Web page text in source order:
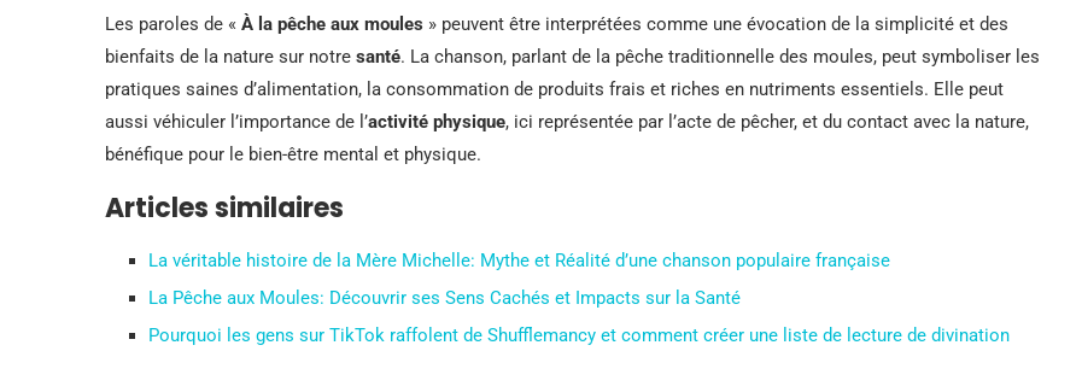
Les paroles de « À la pêche aux moules » peuvent être interprétées comme une évocation de la simplicité et des
bienfaits de la nature sur notre santé. La chanson, parlant de la pêche traditionnelle des moules, peut symboliser les
pratiques saines d’alimentation, la consommation de produits frais et riches en nutriments essentiels. Elle peut
aussi véhiculer l’importance de l’activité physique, ici représentée par l’acte de pêcher, et du contact avec la nature,
bénéfique pour le bien-être mental et physique.
Articles similaires
La véritable histoire de la Mère Michelle: Mythe et Réalité d’une chanson populaire française
La Pêche aux Moules: Découvrir ses Sens Cachés et Impacts sur la Santé
Pourquoi les gens sur TikTok raffolent de Shufflemancy et comment créer une liste de lecture de divination